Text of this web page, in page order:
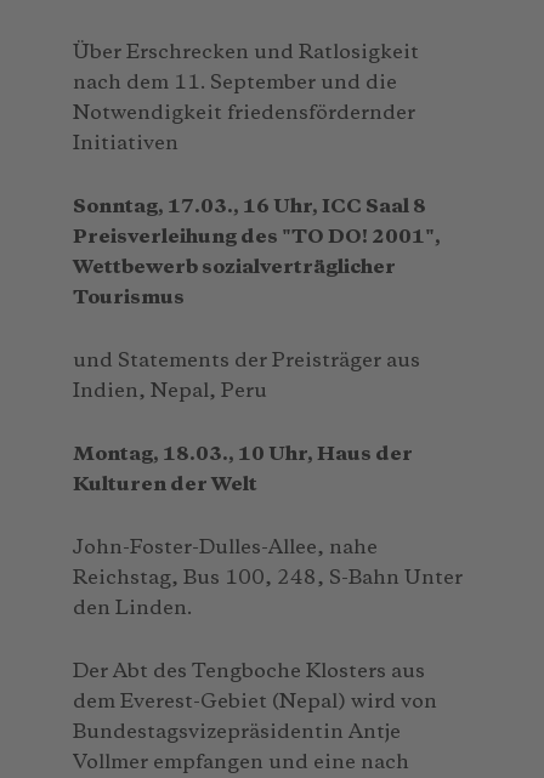
Über Erschrecken und Ratlosigkeit
nach dem 11. September und die
Notwendigkeit friedensfördernder
Initiativen
Sonntag, 17.03., 16 Uhr, ICC Saal 8
Preisverleihung des "TO DO! 2001",
Wettbewerb sozialverträglicher
Tourismus
und Statements der Preisträger aus
Indien, Nepal, Peru
Montag, 18.03., 10 Uhr, Haus der
Kulturen der Welt
John-Foster-Dulles-Allee, nahe
Reichstag, Bus 100, 248, S-Bahn Unter
den Linden.
Der Abt des Tengboche Klosters aus
dem Everest-Gebiet (Nepal) wird von
Bundestagsvizepräsidentin Antje
Vollmer empfangen und eine nach